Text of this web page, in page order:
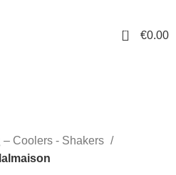
0 €0.00
– Coolers - Shakers